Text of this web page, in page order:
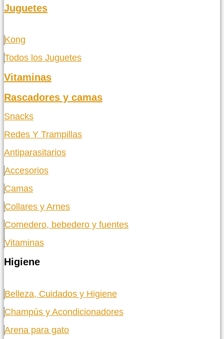
Juguetes
Kong
Todos los Juguetes
Vitaminas
Rascadores y camas
Snacks
Redes Y Trampillas
Antiparasitarios
Accesorios
Camas
Collares y Arnes
Comedero, bebedero y fuentes
Vitaminas
Higiene
Belleza, Cuidados y Higiene
Champús y Acondicionadores
Arena para gato